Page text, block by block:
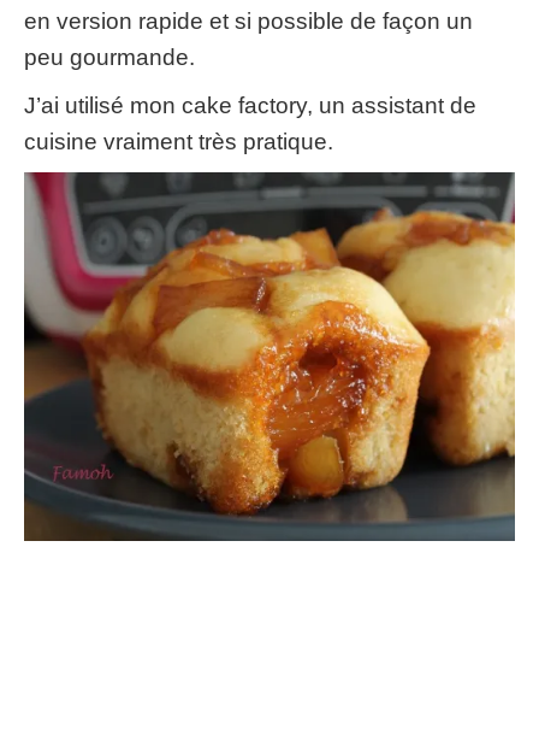
en version rapide et si possible de façon un
peu gourmande.
J’ai utilisé mon cake factory, un assistant de
cuisine vraiment très pratique.